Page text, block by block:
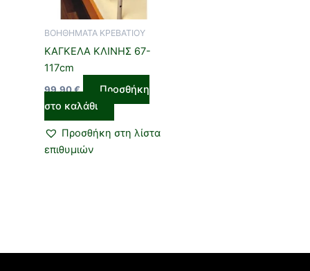
ΒΟΗΘΗΜΑΤΑ ΚΡΕΒΑΤΙΟΥ
ΚΑΓΚΕΛΑ ΚΛΙΝΗΣ 67-
117cm
99,90€
Προσθήκη
στο καλάθι
Προσθήκη στη λίστα
επιθυμιών